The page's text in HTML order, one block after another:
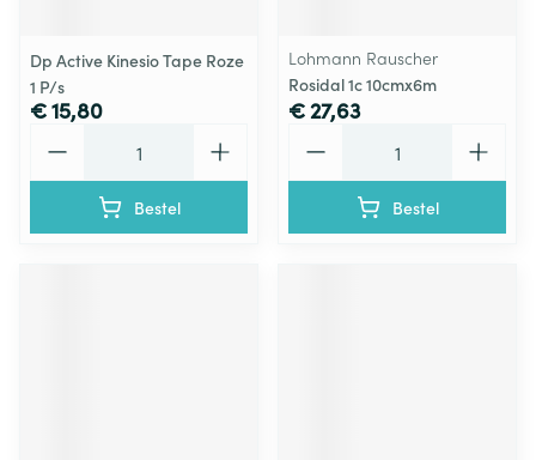
Dp Active Kinesio Tape Roze
1 P/s
€ 15,80
Bestel
Lohmann Rauscher
Rosidal 1c 10cmx6m
€ 27,63
Bestel